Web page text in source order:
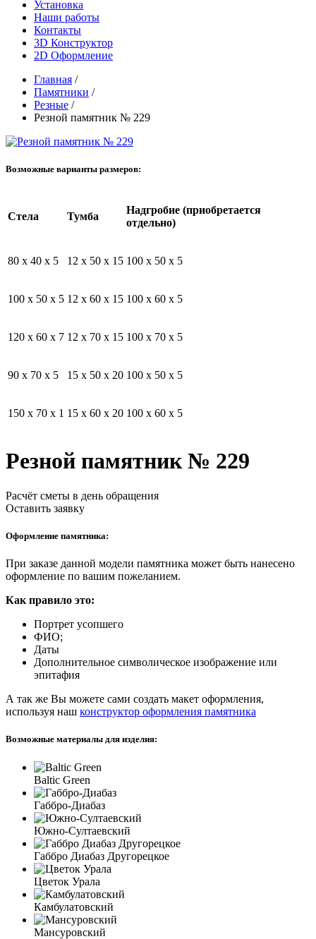
Установка
Наши работы
Контакты
3D Конструктор
2D Оформление
Главная /
Памятники /
Резные /
Резной памятник № 229
Возможные варианты размеров:
Стела Тумба
Надгробие (приобретается
отдельно)
80 x 40 x 5 12 x 50 x 15 100 x 50 x 5
100 x 50 x 5 12 x 60 x 15 100 x 60 x 5
120 x 60 x 7 12 x 70 x 15 100 x 70 x 5
90 x 70 x 5 15 x 50 x 20 100 x 50 x 5
150 x 70 x 1 15 x 60 x 20 100 x 60 x 5
Резной памятник № 229
Расчёт сметы в день обращения
Оставить заявку
Оформление памятника:
При заказе данной модели памятника может быть нанесено
оформление по вашим пожеланием.
Как правило это:
Портрет усопшего
ФИО;
Даты
Дополнительное символическое изображение или
эпитафия
А так же Вы можете сами создать макет оформления,
используя наш конструктор оформления памятника
Возможные материалы для изделия:
Baltic Green
Габбро-Диабаз
Южно-Султаевский
Габбро Диабаз Другорецкое
Цветок Урала
Камбулатовский
Мансуровский